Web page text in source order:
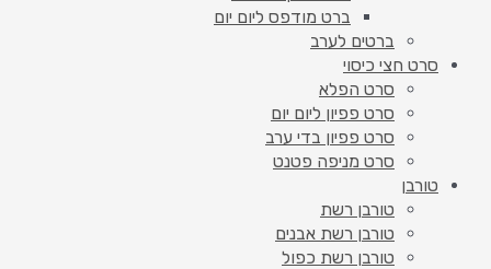
ברט מודפס ליום יום
ברטים לערב
סרט חצי כיסוי
סרט הפלא
סרט פפיון ליום יום
סרט פפיון בדי ערב
סרט מניפה פטנט
טורבן
טורבן רשת
טורבן רשת אבנים
טורבן רשת כפול